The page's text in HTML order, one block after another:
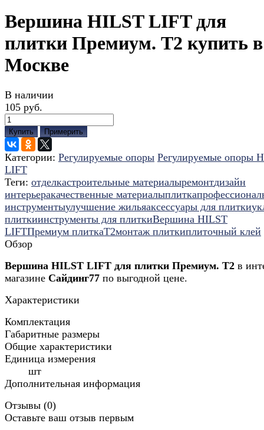
Вершина HILST LIFT для
плитки Премиум. Т2 купить в
Москве
В наличии
105 руб.
Купить Примерить
Категории: Регулируемые опоры Регулируемые опоры
LIFT
Теги: отделкастроительные материалыремонтдизайн
интерьеракачественные материалыплитка
инструментыулучшение жильяаксессуары для плитки
плиткиинструменты для плиткиВершина HILST
LIFTПремиум плиткаТ2монтаж плиткиплиточный клей
Обзор
Вершина HILST LIFT для плитки Премиум. Т2 в
магазине Сайдинг77 по выгодной цене.
Характеристики
Комплектация
Габаритные размеры
Общие характеристики
Единица измерения
шт
Дополнительная информация
Отзывы (0)
Оставьте ваш отзыв первым